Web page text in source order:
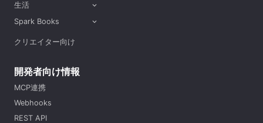
生活 expand_more
Spark Books expand_more
クリエイター向け
開発者向け情報
MCP連携
Webhooks
REST API